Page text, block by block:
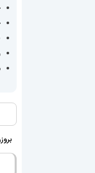
مچی
مردانه